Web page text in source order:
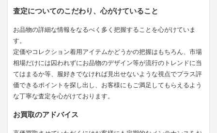
査定についてのこだわり、心がけていること
お品物の詳細な情報をなるべく多く把握することを心がけていま
す。
定価やコレクション着用アイテムかどうかの把握はもちろん、市場
相場だけには囚われずにお品物のデザイン等が流行のトレンドに当
てはまるか等、服好きでなければ見出せないような視点でプラス評
価できるポイントを探し出し、お客様にもご満足してもらえるよう
な丁寧な査定を心がけております。
お買取のアドバイス